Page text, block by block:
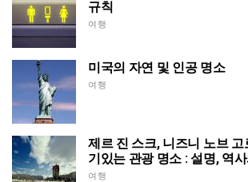
규칙
여행
미국의 자연 및 인공 명소
여행
제르 진 스크, 니즈니 노브
기있는 관광 명소 : 설명, 역
여행